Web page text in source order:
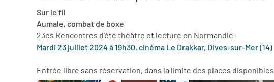
Sur le fil
Aumale, combat de boxe
23es Rencontres d'été théâtre et lecture en Normandie
Mardi 23 juillet 2024 à 19h30, cinéma Le Drakkar, Dives-sur-Mer (14)
Entrée libre sans réservation, dans la limite des places disponibles